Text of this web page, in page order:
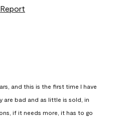
Report
and this is the first time I have
are bad and as little is sold, in
if it needs more, it has to go